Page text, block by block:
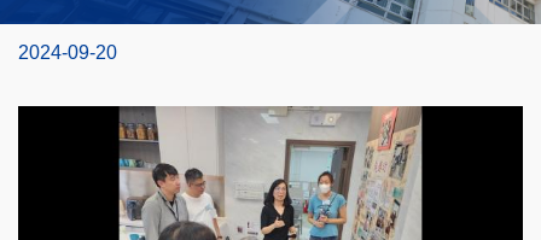
2024-09-20